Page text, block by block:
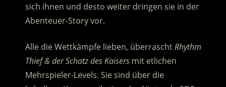
sich ihnen und desto weiter dringen sie in der
Abenteuer-Story vor.
Alle die Wettkämpfe lieben, überraschtRhythm
Thief & der Schatz des Kaisersmit etlichen
Mehrspieler-Levels. Sie sind über die